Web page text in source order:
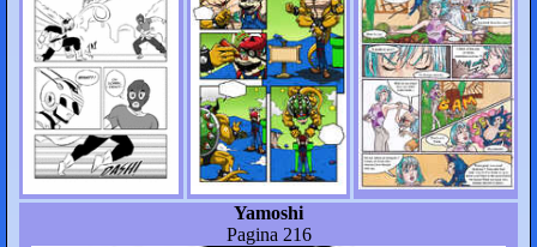
Yamoshi
Pagina 216